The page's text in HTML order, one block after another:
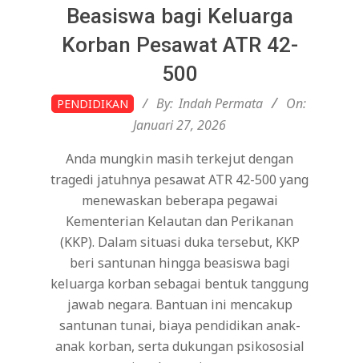
Beasiswa bagi Keluarga
Korban Pesawat ATR 42-
500
2026-
01-
PENDIDIKAN By: Indah Permata
On:
Januari 27, 2026
Anda mungkin masih terkejut dengan
tragedi jatuhnya pesawat ATR 42-500 yang
menewaskan beberapa pegawai
Kementerian Kelautan dan Perikanan
(KKP). Dalam situasi duka tersebut, KKP
beri santunan hingga beasiswa bagi
keluarga korban sebagai bentuk tanggung
jawab negara. Bantuan ini mencakup
santunan tunai, biaya pendidikan anak-
anak korban, serta dukungan psikososial